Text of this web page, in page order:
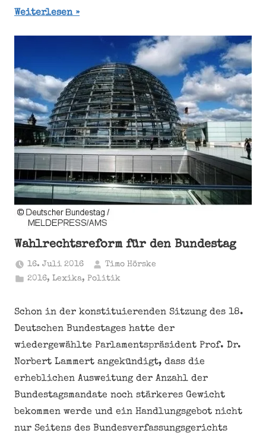
Weiterlesen
Wahlrechtsreform für den Bundestag
16. Juli 2016
Timo Hörske
2016,Lexika,Politik
Schon in der konstituierenden Sitzung des 18.
Deutschen Bundestages hatte der
wiedergewählte Parlamentspräsident Prof. Dr.
Norbert Lammert angekündigt, dass die
erheblichen Ausweitung der Anzahl der
Bundestagsmandate noch stärkeres Gewicht
bekommen werde und ein Handlungsgebot nicht
nur Seitens des Bundesverfassungsgerichts